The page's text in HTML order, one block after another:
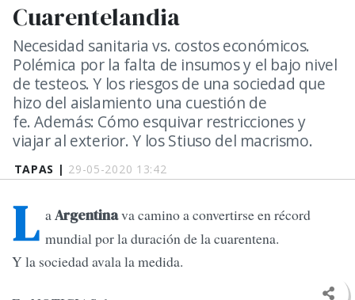
TAPAS | 29-05-2020 13:42
Cuarentelandia
Necesidad sanitaria vs. costos económicos.
Polémica por la falta de insumos y el bajo nivel
de testeos. Y los riesgos de una sociedad que
hizo del aislamiento una cuestión de
fe. Además: Cómo esquivar restricciones y
viajar al exterior. Y los Stiuso del macrismo.
L aArgentinava camino a convertirse en récord
mundial por la duración de la cuarentena.
Y la sociedad avala la medida.